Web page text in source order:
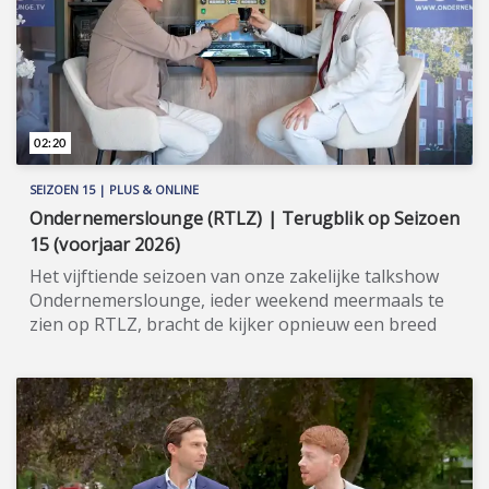
informatie: www.fp.ag.
SEIZOEN 15 | PLUS & ONLINE
Ondernemerslounge (RTLZ) | Terugblik op Seizoen
15 (voorjaar 2026)
Het vijftiende seizoen van onze zakelijke talkshow
Ondernemerslounge, ieder weekend meermaals te
zien op RTLZ, bracht de kijker opnieuw een breed
gebied van ondernemerschap, investeren en
genieten van het leven. Onze studio in het koetshuis
van Kasteel Hoekelum werd hierbij zoals altijd
ingericht met het statige meubilair van Jan Frantzen.
Bovendien werd de studio dit seizoen verrijkt met de
02:20